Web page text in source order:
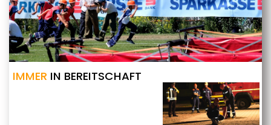
IMMER IN BEREITSCHAFT